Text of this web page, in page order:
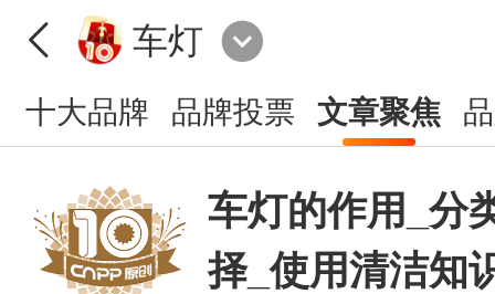
车灯
十大品牌 品牌投票 文章聚焦
车灯的作用_分
择_使用清洁知